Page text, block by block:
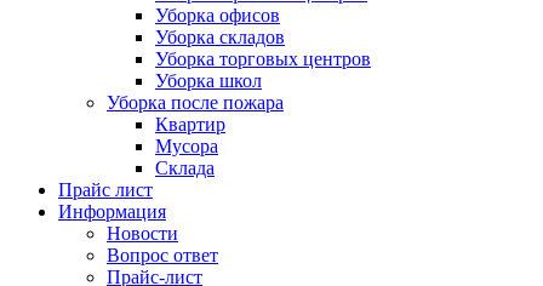
Уборка офисов
Уборка складов
Уборка торговых центров
Уборка школ
Уборка после пожара
Квартир
Мусора
Склада
Прайс лист
Информация
Новости
Вопрос ответ
Прайс-лист